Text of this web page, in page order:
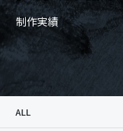
制作実績
ALL